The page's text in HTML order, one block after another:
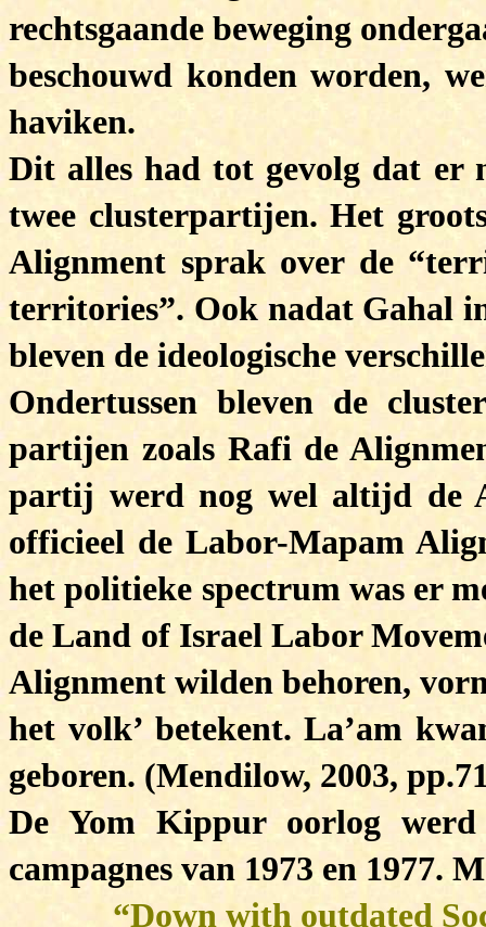
rechtsgaande beweging
beschouwd konden worden,
haviken.
Dit alles had tot gevolg dat er
twee clusterpartijen. Het
Alignment sprak over de
territories”. Ook nadat Gahal
bleven de ideologische
Ondertussen bleven de
partijen zoals Rafi de
partij werd nog wel altijd de
officieel de Labor-Mapam
het politieke spectrum was er
de Land of Israel Labor
Alignment wilden behoren,
het volk’ betekent. La’am
geboren. (Mendilow, 2003,
De Yom Kippur oorlog
campagnes van 1973 en 1977.
“Down with outdated